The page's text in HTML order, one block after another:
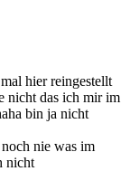
hier reingestellt
nicht das ich mir im
bin ja nicht
nie was im
nicht